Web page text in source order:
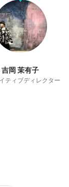
吉岡 茉有子
ティブディレクター